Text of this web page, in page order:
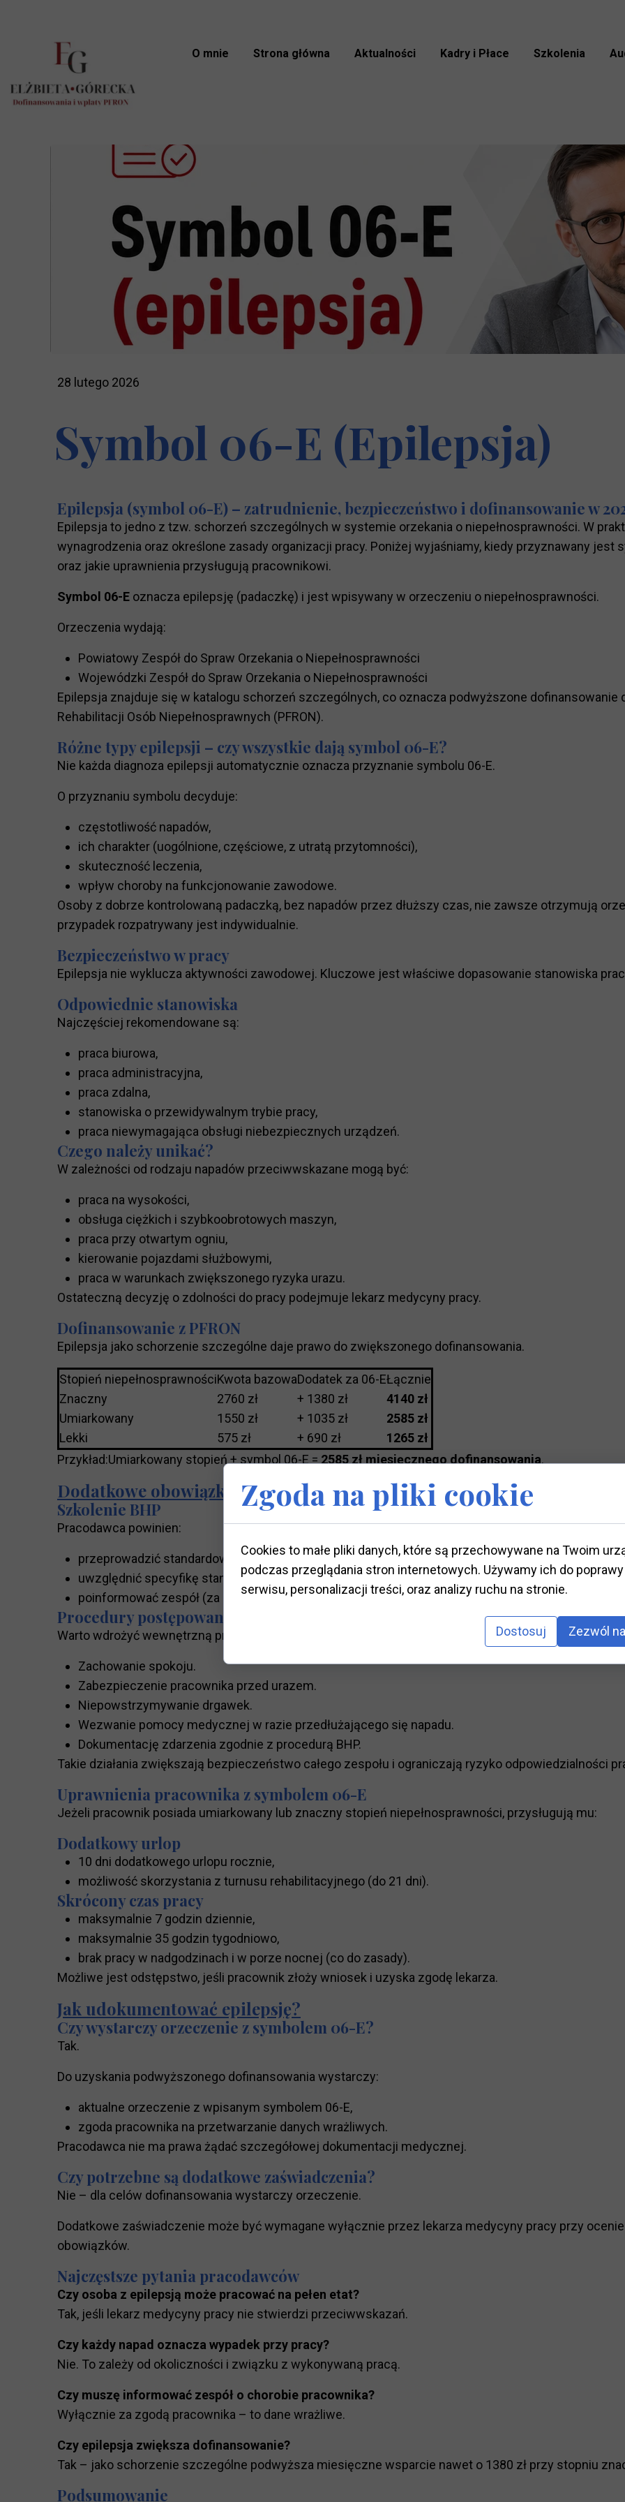
O mnie Strona główna Aktualności Kadry i Płace Szkolenia
28 lutego 2026
Symbol 06-E (Epilepsja)
Epilepsja (symbol 06-E) – zatrudnienie, bezpieczeństwo i dofinansowanie w
Epilepsja to jedno z tzw. schorzeń szczególnych w systemie orzekania o niepełnosprawności. W
wynagrodzenia oraz określone zasady organizacji pracy. Poniżej wyjaśniamy, kiedy przyznawany jest
oraz jakie uprawnienia przysługują pracownikowi.
Symbol 06-E oznacza epilepsję (padaczkę) i jest wpisywany w orzeczeniu o niepełnosprawności.
Orzeczenia wydają:
Powiatowy Zespół do Spraw Orzekania o Niepełnosprawności
Wojewódzki Zespół do Spraw Orzekania o Niepełnosprawności
Epilepsja znajduje się w katalogu schorzeń szczególnych, co oznacza podwyższone dofinansowanie
Rehabilitacji Osób Niepełnosprawnych (PFRON).
Różne typy epilepsji – czy wszystkie dają symbol 06-E?
Nie każda diagnoza epilepsji automatycznie oznacza przyznanie symbolu 06-E.
O przyznaniu symbolu decyduje:
częstotliwość napadów,
ich charakter (uogólnione, częściowe, z utratą przytomności),
skuteczność leczenia,
wpływ choroby na funkcjonowanie zawodowe.
Osoby z dobrze kontrolowaną padaczką, bez napadów przez dłuższy czas, nie zawsze otrzymują
przypadek rozpatrywany jest indywidualnie.
Bezpieczeństwo w pracy
Epilepsja nie wyklucza aktywności zawodowej. Kluczowe jest właściwe dopasowanie stanowiska
Odpowiednie stanowiska
Najczęściej rekomendowane są:
praca biurowa,
praca administracyjna,
praca zdalna,
stanowiska o przewidywalnym trybie pracy,
praca niewymagająca obsługi niebezpiecznych urządzeń.
Czego należy unikać?
W zależności od rodzaju napadów przeciwwskazane mogą być:
praca na wysokości,
obsługa ciężkich i szybkoobrotowych maszyn,
praca przy otwartym ogniu,
kierowanie pojazdami służbowymi,
praca w warunkach zwiększonego ryzyka urazu.
Ostateczną decyzję o zdolności do pracy podejmuje lekarz medycyny pracy.
Dofinansowanie z PFRON
Epilepsja jako schorzenie szczególne daje prawo do zwiększonego dofinansowania.
Stopień niepełnosprawnościKwota bazowaDodatek za 06-EŁącznie
Znaczny
2760 zł + 1380 zł
4140 zł
Umiarkowany
1550 zł + 1035 zł
2585 zł
Lekki
575 zł + 690 zł
1265 zł
Przykład:Umiarkowany stopień + symbol 06-E = 2585 zł miesięcznego dofinansowania.
Dodatkowe obowiązki pracodawcy
Szkolenie BHP
Pracodawca powinien:
przeprowadzić standardowe szkolenie BHP,
uwzględnić specyfikę stanowiska pracy,
poinformować zespół (za zgodą pracownika), jak reagować w sytuacji napadu.
Procedury postępowania w razie napadu
Warto wdrożyć wewnętrzną procedurę obejmującą:
Zachowanie spokoju.
Zabezpieczenie pracownika przed urazem.
Niepowstrzymywanie drgawek.
Wezwanie pomocy medycznej w razie przedłużającego się napadu.
Dokumentację zdarzenia zgodnie z procedurą BHP.
Takie działania zwiększają bezpieczeństwo całego zespołu i ograniczają ryzyko odpowiedzialności
Uprawnienia pracownika z symbolem 06-E
Jeżeli pracownik posiada umiarkowany lub znaczny stopień niepełnosprawności, przysługują mu:
Dodatkowy urlop
10 dni dodatkowego urlopu rocznie,
możliwość skorzystania z turnusu rehabilitacyjnego (do 21 dni).
Skrócony czas pracy
maksymalnie 7 godzin dziennie,
maksymalnie 35 godzin tygodniowo,
brak pracy w nadgodzinach i w porze nocnej (co do zasady).
Możliwe jest odstępstwo, jeśli pracownik złoży wniosek i uzyska zgodę lekarza.
Jak udokumentować epilepsję?
Czy wystarczy orzeczenie z symbolem 06-E?
Tak.
Do uzyskania podwyższonego dofinansowania wystarczy:
aktualne orzeczenie z wpisanym symbolem 06-E,
zgoda pracownika na przetwarzanie danych wrażliwych.
Pracodawca nie ma prawa żądać szczegółowej dokumentacji medycznej.
Czy potrzebne są dodatkowe zaświadczenia?
Nie – dla celów dofinansowania wystarczy orzeczenie.
Dodatkowe zaświadczenie może być wymagane wyłącznie przez lekarza medycyny pracy przy
obowiązków.
Najczęstsze pytania pracodawców
Czy osoba z epilepsją może pracować na pełen etat?
Tak, jeśli lekarz medycyny pracy nie stwierdzi przeciwwskazań.
Czy każdy napad oznacza wypadek przy pracy?
Nie. To zależy od okoliczności i związku z wykonywaną pracą.
Czy muszę informować zespół o chorobie pracownika?
Wyłącznie za zgodą pracownika – to dane wrażliwe.
Czy epilepsja zwiększa dofinansowanie?
Tak – jako schorzenie szczególne podwyższa miesięczne wsparcie nawet o 1380 zł przy stopniu
Podsumowanie
Zgoda na pliki cookie
Cookies to małe pliki danych, które są przechowywane na Twoim
podczas przeglądania stron internetowych. Używamy ich do poprawy
serwisu, personalizacji treści, oraz analizy ruchu na stronie.
Dostosuj Zezwól